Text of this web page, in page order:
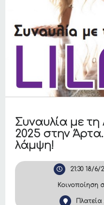
Συναυλία με τη
2025 στην
λάμψη!
21:30 18/6/
Κοινοποίηση